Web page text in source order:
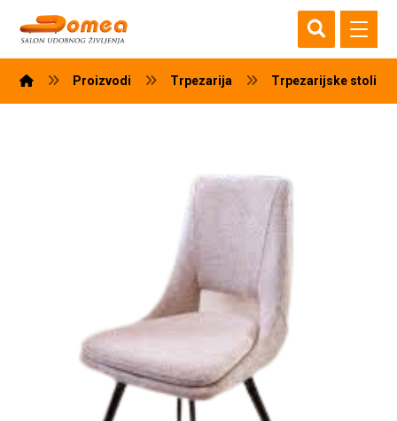
Proizvodi Trpezarija Trpezarijske stolice